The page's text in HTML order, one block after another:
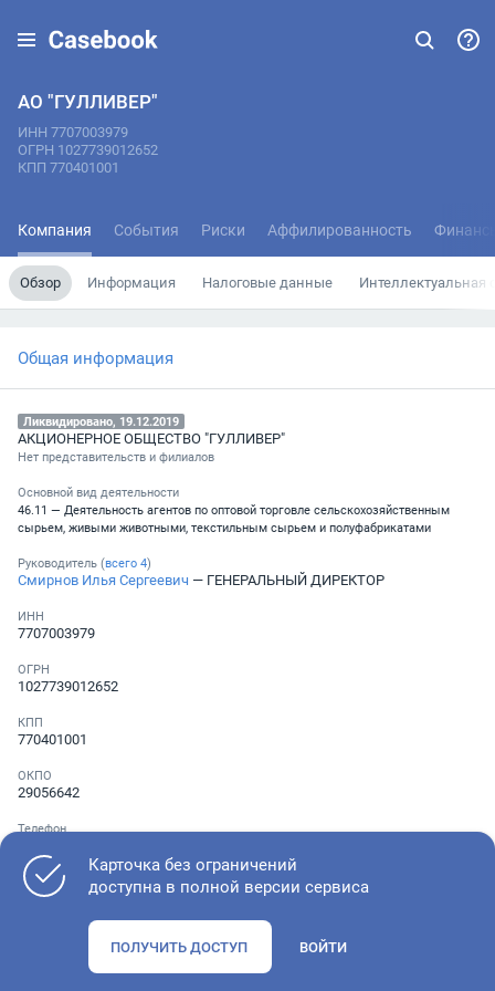
АО "ГУЛЛИВЕР"
ИНН 7707003979
ОГРН 1027739012652
КПП 770401001
Компания События Риски Аффилированность
Обзор Информация Налоговые данные Интеллектуальная
Общая информация
Ликвидировано, 19.12.2019
АКЦИОНЕРНОЕ ОБЩЕСТВО "ГУЛЛИВЕР"
Нет представительств и филиалов
Основной вид деятельности
46.11 — Деятельность агентов по оптовой торговле сельскохозяйственным
сырьем, живыми животными, текстильным сырьем и полуфабрикатами
Руководитель (всего 4)
Смирнов Илья Сергеевич — ГЕНЕРАЛЬНЫЙ ДИРЕКТОР
ИНН
7707003979
ОГРН
1027739012652
КПП
770401001
ОКПО
29056642
Телефон
Как оценить состояние компании
Карточка без ограничений
доступна в полной версии сервиса
ПОЛУЧИТЬ ДОСТУП ВОЙТИ